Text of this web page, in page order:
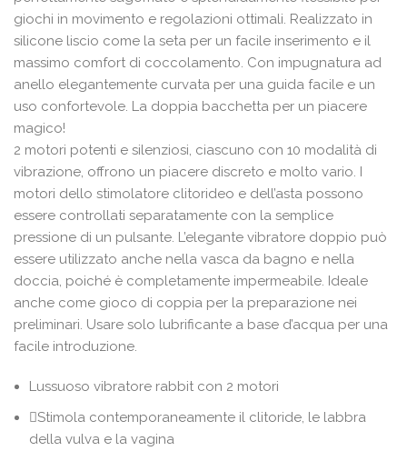
giochi in movimento e regolazioni ottimali. Realizzato in
silicone liscio come la seta per un facile inserimento e il
massimo comfort di coccolamento. Con impugnatura ad
anello elegantemente curvata per una guida facile e un
uso confortevole. La doppia bacchetta per un piacere
magico!
2 motori potenti e silenziosi, ciascuno con 10 modalità di
vibrazione, offrono un piacere discreto e molto vario. I
motori dello stimolatore clitorideo e dell’asta possono
essere controllati separatamente con la semplice
pressione di un pulsante. L’elegante vibratore doppio può
essere utilizzato anche nella vasca da bagno e nella
doccia, poiché è completamente impermeabile. Ideale
anche come gioco di coppia per la preparazione nei
preliminari. Usare solo lubrificante a base d’acqua per una
facile introduzione.
Lussuoso vibratore rabbit con 2 motori
Stimola contemporaneamente il clitoride, le labbra
della vulva e la vagina